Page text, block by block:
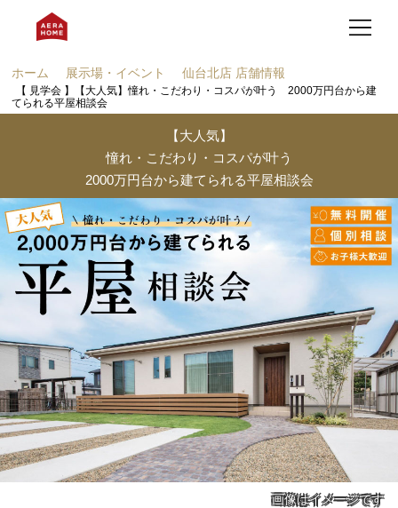
ホーム 展示場・イベント 仙台北店 店舗情報
【 見学会 】【大人気】憧れ・こだわり・コスパが叶う 2000万円台から建
てられる平屋相談会
【大人気】
憧れ・こだわり・コスパが叶う
2000万円台から建てられる平屋相談会
画像はイメージです